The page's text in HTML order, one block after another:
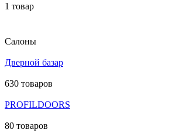
1 товар
Салоны
Дверной базар
630 товаров
PROFILDOORS
80 товаров